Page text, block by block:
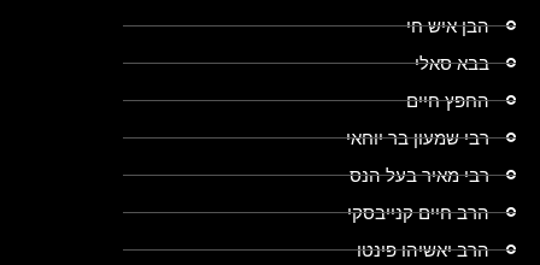
הבן איש חי
בבא סאלי
החפץ חיים
רבי שמעון בר יוחאי
רבי מאיר בעל הנס
הרב חיים קנייבסקי
הרב יאשיהו פינטו